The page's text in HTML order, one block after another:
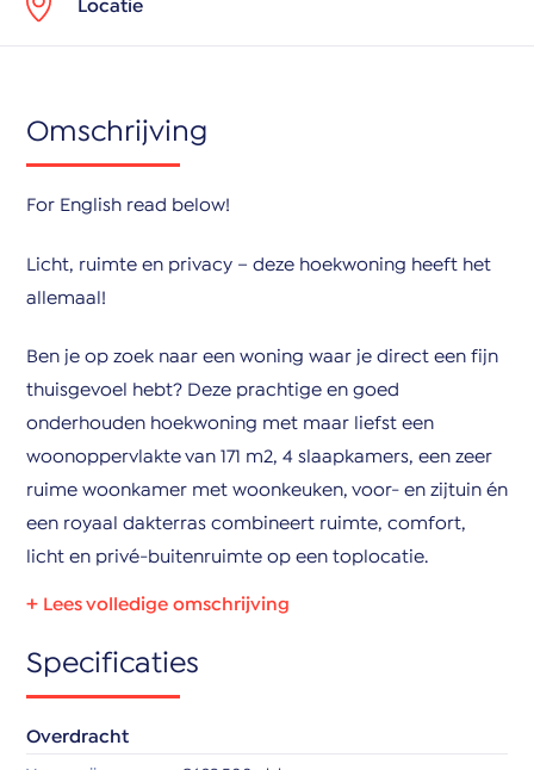
Locatie
Omschrijving
For English read below!
Licht, ruimte en privacy – deze hoekwoning heeft het
allemaal!
Ben je op zoek naar een woning waar je direct een fijn
thuisgevoel hebt? Deze prachtige en goed
onderhouden hoekwoning met maar liefst een
woonoppervlakte van 171 m2, 4 slaapkamers, een zeer
ruime woonkamer met woonkeuken, voor- en zijtuin én
een royaal dakterras combineert ruimte, comfort,
licht en privé-buitenruimte op een toplocatie.
Specificaties
Overdracht